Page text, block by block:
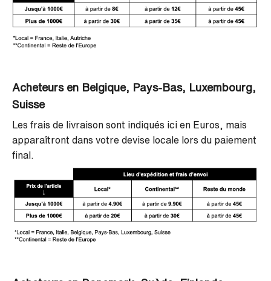
Acheteurs en Belgique, Pays-Bas, Luxembourg,
Suisse
Les frais de livraison sont indiqués ici en Euros, mais
apparaîtront dans votre devise locale lors du paiement
final.